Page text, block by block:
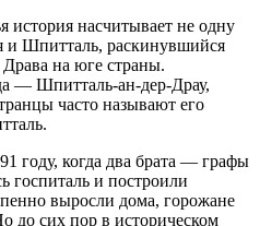
история насчитывает не одну
и Шпитталь, раскинувшийся
на юге страны.
— Шпитталь-ан-дер-Драу,
часто называют его
году, когда два брата — графы
госпиталь и построили
выросли дома, горожане
до сих пор в историческом